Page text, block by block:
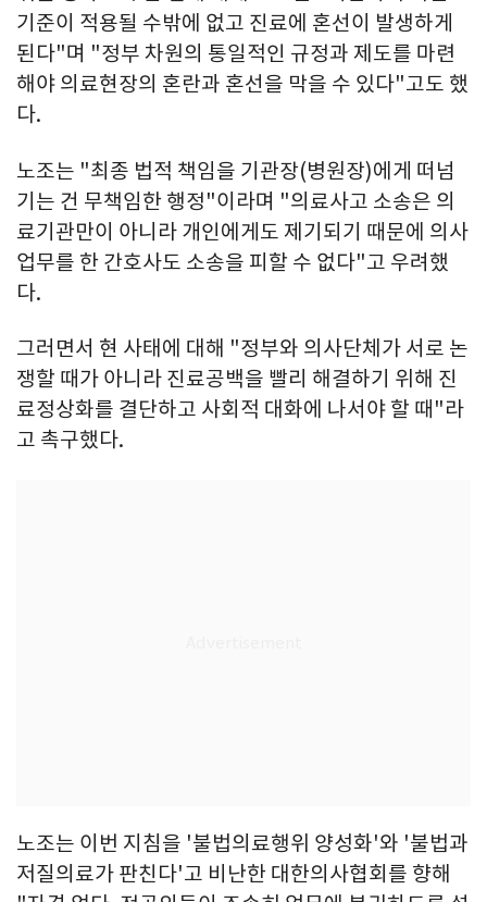
기준이 적용될 수밖에 없고 진료에 혼선이 발생하게
된다"며 "정부 차원의 통일적인 규정과 제도를 마련
해야 의료현장의 혼란과 혼선을 막을 수 있다"고도 했
다.
노조는 "최종 법적 책임을 기관장(병원장)에게 떠넘
기는 건 무책임한 행정"이라며 "의료사고 소송은 의
료기관만이 아니라 개인에게도 제기되기 때문에 의사
업무를 한 간호사도 소송을 피할 수 없다"고 우려했
다.
그러면서 현 사태에 대해 "정부와 의사단체가 서로 논
쟁할 때가 아니라 진료공백을 빨리 해결하기 위해 진
료정상화를 결단하고 사회적 대화에 나서야 할 때"라
고 촉구했다.
노조는 이번 지침을 '불법의료행위 양성화'와 '불법과
저질의료가 판친다'고 비난한 대한의사협회를 향해